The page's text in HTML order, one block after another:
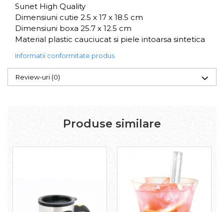
Sunet High Quality
Dimensiuni cutie 2.5 x 17 x 18.5 cm
Dimensiuni boxa 25.7 x 12.5 cm
Material plastic cauciucat si piele intoarsa sintetica
Informatii conformitate produs
Review-uri (0)
Produse similare